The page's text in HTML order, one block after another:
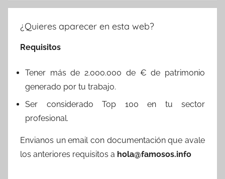
¿Quieres aparecer en esta web?
Requisitos
Tener más de 2.000.000 de € de patrimonio
generado por tu trabajo.
Ser considerado Top 100 en tu sector
profesional.
Envianos un email con documentación que avale
los anteriores requisitos a hola@famosos.info